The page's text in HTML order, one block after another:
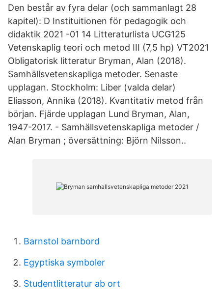
Den består av fyra delar (och sammanlagt 28
kapitel): D Instituitionen för pedagogik och
didaktik 2021 -01 14 Litteraturlista UCG125
Vetenskaplig teori och metod III (7,5 hp) VT2021
Obligatorisk litteratur Bryman, Alan (2018).
Samhällsvetenskapliga metoder. Senaste
upplagan. Stockholm: Liber (valda delar)
Eliasson, Annika (2018). Kvantitativ metod från
början. Fjärde upplagan Lund Bryman, Alan,
1947-2017. - Samhällsvetenskapliga metoder /
Alan Bryman ; översättning: Björn Nilsson..
Barnstol barnbord
Egyptiska symboler
Studentlitteratur ab ort